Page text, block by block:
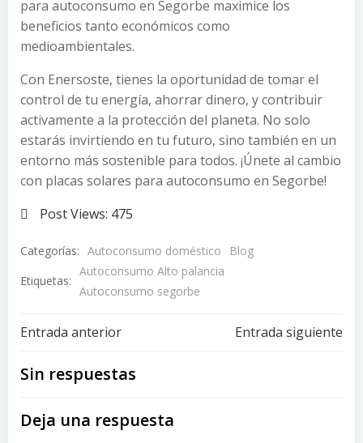
para autoconsumo en Segorbe maximice los
beneficios tanto económicos como
medioambientales.
Con Enersoste, tienes la oportunidad de tomar el
control de tu energía, ahorrar dinero, y contribuir
activamente a la protección del planeta. No solo
estarás invirtiendo en tu futuro, sino también en un
entorno más sostenible para todos. ¡Únete al cambio
con placas solares para autoconsumo en Segorbe!
Post Views: 475
Categorías: Autoconsumo doméstico
Blog
Etiquetas:
Autoconsumo Alto palancia
Autoconsumo segorbe
Navegación
de
entradas
Entrada anterior
Navegación
Entrada siguiente
Sin respuestas
Deja una respuesta